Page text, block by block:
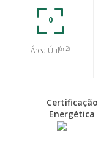
0
Área Útil(m2)
Certificação
Energética